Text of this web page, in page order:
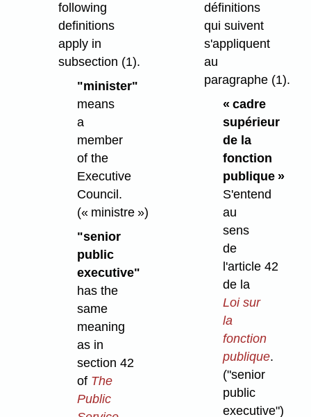
following
definitions
apply in
subsection (1).
"minister"
means
a
member
of the
Executive
Council.
(« ministre »)
"senior
public
executive"
has the
same
meaning
as in
section 42
of The
Public
définitions
qui suivent
s'appliquent
au
paragraphe (1).
« cadre
supérieur
de la
fonction
publique »
S'entend
au
sens
de
l'article 42
de la
Loi sur
la
fonction
publique.
("senior
public
executive")